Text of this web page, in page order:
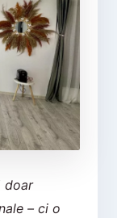
doar
– ci o